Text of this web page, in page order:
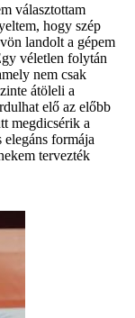
választottam
hogy szép
landolt a gépem
véletlen folytán
nem csak
átöleli a
elő az előbb
megdicsérik a
formája
tervezték